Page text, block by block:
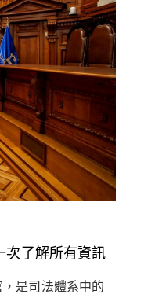
次了解所有資訊
是司法體系中的